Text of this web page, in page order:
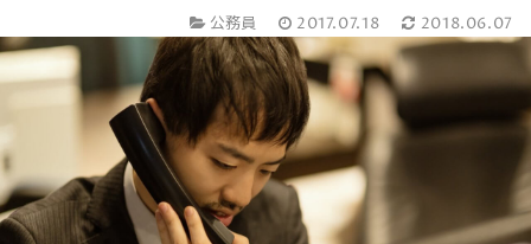
公務員 2017.07.18 2018.06.07